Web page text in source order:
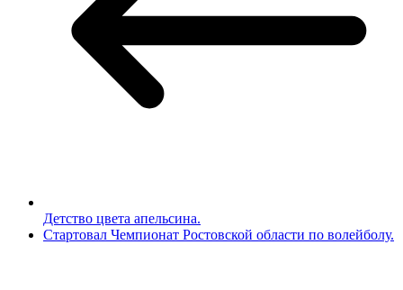
Детство цвета апельсина.
Стартовал Чемпионат Ростовской области по волейболу.